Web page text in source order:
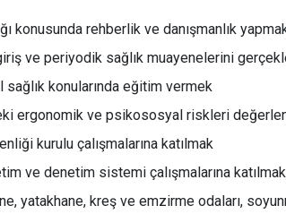
konusunda rehberlik ve danışmanlık
ve periyodik sağlık muayenelerini
sağlık konularında eğitim vermek
ergonomik ve psikososyal riskleri
kurulu çalışmalarına katılmak
ve denetim sistemi çalışmalarına katılmak
yatakhane, kreş ve emzirme odaları,